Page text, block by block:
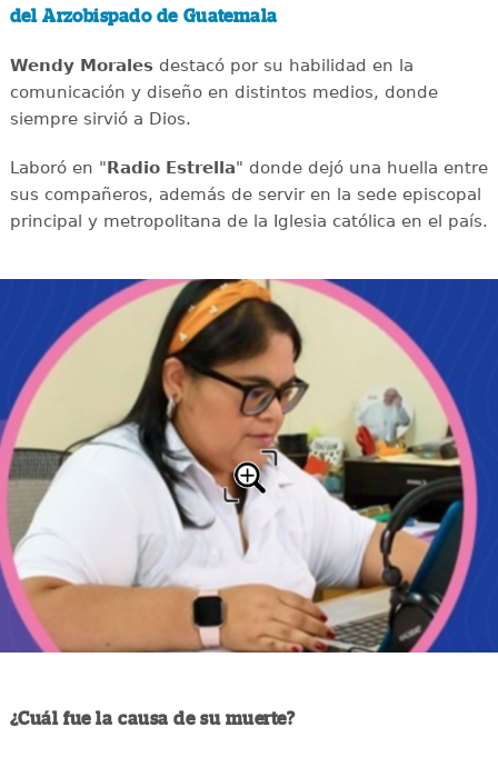
del Arzobispado de Guatemala
Wendy Moralesdestacó por su habilidad en la
comunicación y diseño en distintos medios, donde
siempre sirvió a Dios.
Laboró en "Radio Estrella" donde dejó una huella entre
sus compañeros, además de servir en la sede episcopal
principal y metropolitana de la Iglesia católica en el país.
¿Cuál fue la causa de su muerte?